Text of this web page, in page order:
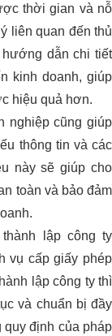
thời gian và nỗ
liên quan đến thủ
dẫn chi tiết
kinh doanh, giúp
hiệu quả hơn.
nghiệp cũng giúp
thông tin và các
này sẽ giúp cho
toàn và bảo đảm
lập công ty
vụ cấp giấy phép
lập công ty thì
và chuẩn bị đầy
định của pháp